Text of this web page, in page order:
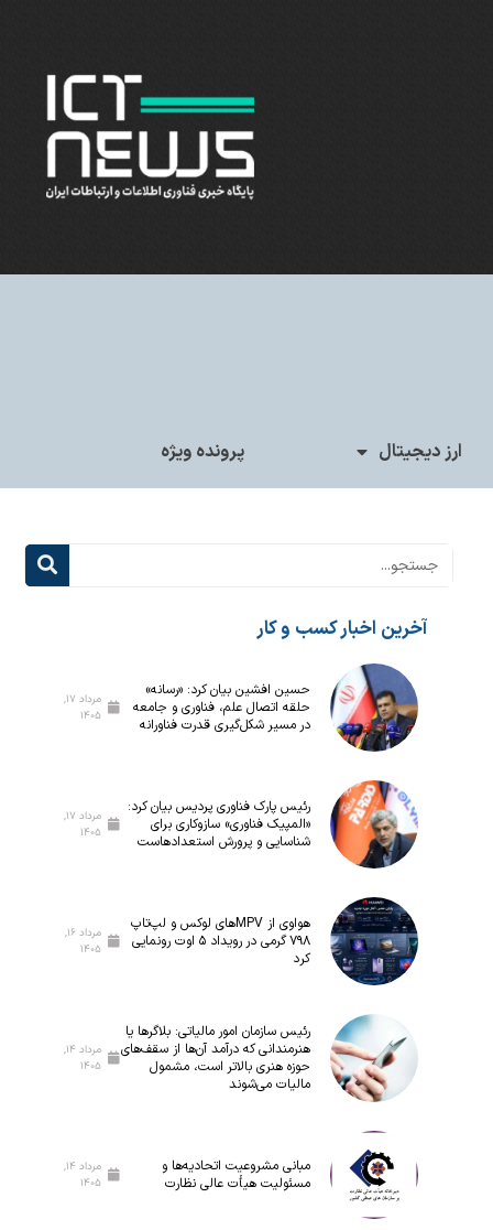
ارز دیجیتال پرونده ویژه
آخرین اخبار کسب و کار
حسین افشین بیان کرد: «رسانه»
حلقه اتصال علم، فناوری و جامعه
در مسیر شکل‌گیری قدرت فناورانه
مرداد ۱۷,
۱۴۰۵
رئیس پارک فناوری پردیس بیان کرد:
«المپیک فناوری» سازوکاری برای
شناسایی و پرورش استعدادهاست
مرداد ۱۷,
۱۴۰۵
هواوی از MPVهای لوکس و لپ‌تاپ
۷۹۸ گرمی در رویداد ۵ اوت رونمایی
کرد
مرداد ۱۶,
۱۴۰۵
رئیس سازمان امور مالیاتی: بلاگر‌ها یا
هنرمندانی که درآمد آن‌ها از سقف‌های
حوزه هنری بالاتر است، مشمول
مالیات می‌شوند
مرداد ۱۴,
۱۴۰۵
مبانی مشروعیت اتحادیه‌ها و
مسئولیت هیأت عالی نظارت
مرداد ۱۴,
۱۴۰۵